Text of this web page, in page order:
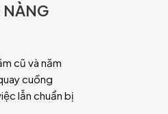
NÀNG
cũ và năm
cuồng
lẫn chuẩn bị